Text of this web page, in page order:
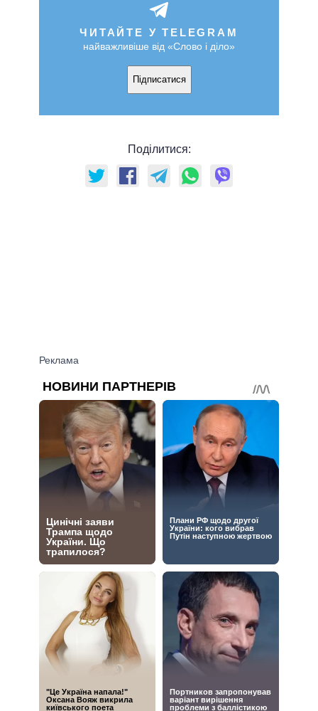
ЧИТАЙТЕ У TELEGRAM
найважливіше від «Слово і діло»
Підписатися
Поділитися: